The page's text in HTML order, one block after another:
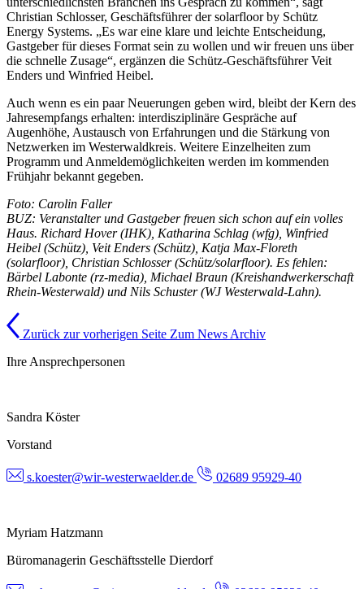
Christian Schlosser, Geschäftsführer der solarfloor by Schütz
Energy Systems. „Es war eine klare und leichte Entscheidung,
Gastgeber für dieses Format sein zu wollen und wir freuen uns über
die schnelle Zusage“, ergänzen die Schütz-Geschäftsführer Veit
Enders und Winfried Heibel.
Auch wenn es ein paar Neuerungen geben wird, bleibt der Kern des
Jahresempfangs erhalten: interdisziplinäre Gespräche auf
Augenhöhe, Austausch von Erfahrungen und die Stärkung von
Netzwerken im Westerwaldkreis. Weitere Einzelheiten zum
Programm und Anmeldemöglichkeiten werden im kommenden
Frühjahr bekannt gegeben.
Foto: Carolin Faller
BUZ: Veranstalter und Gastgeber freuen sich schon auf ein volles
Haus. Richard Hover (IHK), Katharina Schlag (wfg), Winfried
Heibel (Schütz), Veit Enders (Schütz), Katja Max-Floreth
(solarfloor), Christian Schlosser (Schütz/solarfloor). Es fehlen:
Bärbel Labonte (rz-media), Michael Braun (Kreishandwerkerschaft
Rhein-Westerwald) und Nils Schuster (WJ Westerwald-Lahn).
Zurück zur vorherigen Seite Zum News Archiv
Ihre Ansprechpersonen
Sandra Köster
Vorstand
s.koester@wir-westerwaelder.de 02689 95929-40
Myriam Hatzmann
Büromanagerin Geschäftsstelle Dierdorf